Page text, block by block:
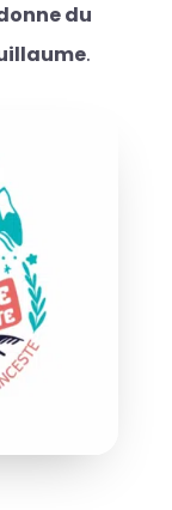
du
.